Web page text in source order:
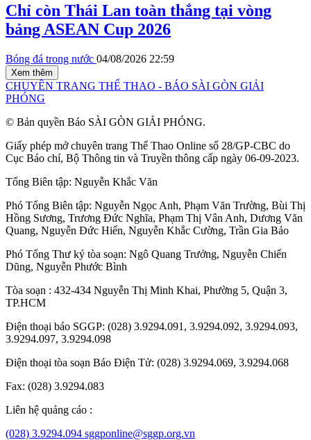
Chỉ còn Thái Lan toàn thắng tại vòng
bảng ASEAN Cup 2026
Bóng đá trong nước 04/08/2026 22:59
Xem thêm
CHUYÊN TRANG THỂ THAO - BÁO SÀI GÒN GIẢI
PHÓNG
© Bản quyền Báo SÀI GÒN GIẢI PHÓNG.
Giấy phép mở chuyên trang Thể Thao Online số 28/GP-CBC do
Cục Báo chí, Bộ Thông tin và Truyền thông cấp ngày 06-09-2023.
Tổng Biên tập: Nguyễn Khắc Văn
Phó Tổng Biên tập: Nguyễn Ngọc Anh, Phạm Văn Trường, Bùi Thị
Hồng Sương, Trương Đức Nghĩa, Phạm Thị Vân Anh, Dương Văn
Quang, Nguyễn Đức Hiển, Nguyễn Khắc Cường, Trần Gia Bảo
Phó Tổng Thư ký tòa soạn: Ngô Quang Trưởng, Nguyễn Chiến
Dũng, Nguyễn Phước Bình
Tòa soạn : 432-434 Nguyễn Thị Minh Khai, Phường 5, Quận 3,
TP.HCM
Điện thoại báo SGGP: (028) 3.9294.091, 3.9294.092, 3.9294.093,
3.9294.097, 3.9294.098
Điện thoại tòa soạn Báo Điện Tử: (028) 3.9294.069, 3.9294.068
Fax: (028) 3.9294.083
Liên hệ quảng cáo :
(028) 3.9294.094 sggponline@sggp.org.vn